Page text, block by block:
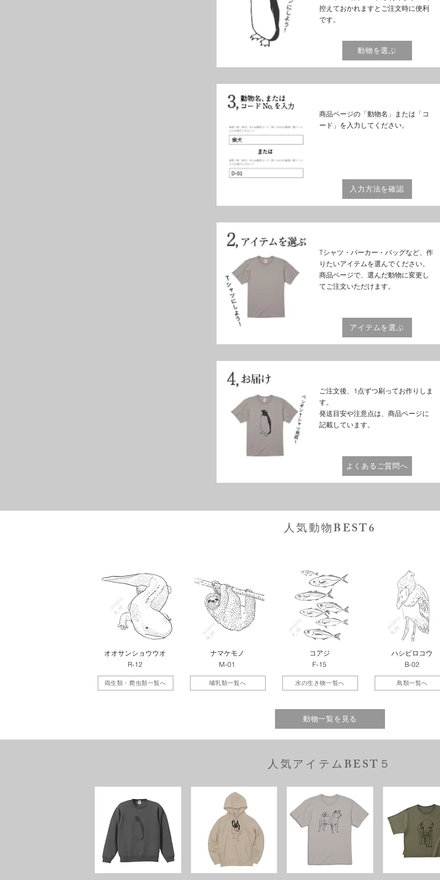
控えておかれますとご注文時に便利
です。
動物を選ぶ
商品ページの「動物名」または「コ
ード」を入力してください。
入力方法を確認
Tシャツ・パーカー・バッグなど、作
りたいアイテムを選んでください。
商品ページで、選んだ動物に変更し
てご注文いただけます。
アイテムを選ぶ
ご注文後、1点ずつ刷ってお作りしま
す。
発送目安や注意点は、商品ページに
記載しています。
よくあるご質問へ
人気動物BEST6
オオサンショウウオ
R-12
両生類・爬虫類一覧へ
ナマケモノ
M-01
哺乳類一覧へ
コアジ
F-15
水の生き物一覧へ
ハシビロコウ
B-02
鳥類一覧へ
動物一覧を見る
人気アイテムBEST５